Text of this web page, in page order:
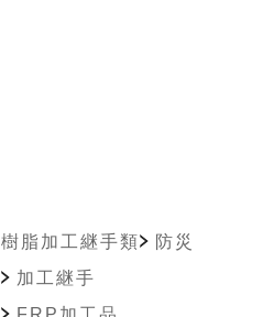
樹脂加工継手類
加工継手
防災